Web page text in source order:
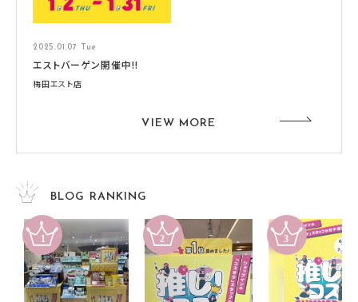
2025.01.07 Tue
エストバーゲン開催中!!
梅田エスト店
VIEW MORE
BLOG RANKING